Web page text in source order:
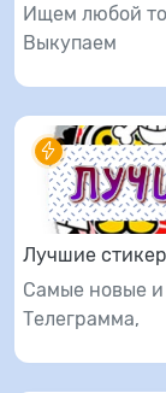
Ищем любой
Выкупаем
Лучшие
Самые новые и
Телеграмма,